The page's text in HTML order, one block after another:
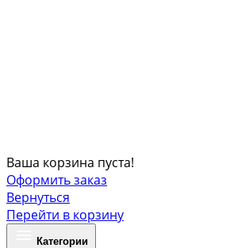
Ваша корзина пуста!
Оформить заказ
Вернуться
Перейти в корзину
Категории